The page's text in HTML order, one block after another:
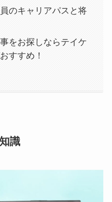
のキャリアパスと将
をお探しならテイケ
すすめ！
識